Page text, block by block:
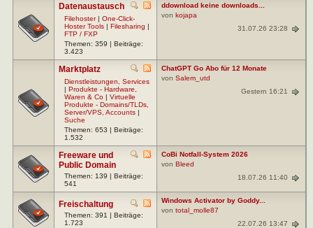
Datenaustausch
Filehoster| One-Click-
Hoster Tools | Filesharing |
FTP / FXP
Themen: 359 | Beiträge:
3.423
ddownload keine downloads...
von kojapa
31.07.26 23:28
Marktplatz
Dienstleistungen, Services
| Produkte - Hardware,
Waren & Co | Virtuelle
Produkte - Domains/TLDs,
Server/VPS, Accounts |
Suche
Themen: 653 | Beiträge:
1.532
ChatGPT Go Abo für 12 Monate
von Salem_utd
Gestern 16:21
Freeware und
Public Domain
Themen: 139 | Beiträge:
541
CoBi Notfall-System 2026
von Bleed
18.07.26 11:40
Freischaltung
Themen: 391 | Beiträge:
1.723
Windows Activator by Goddy...
von total_molle87
22.07.26 13:47